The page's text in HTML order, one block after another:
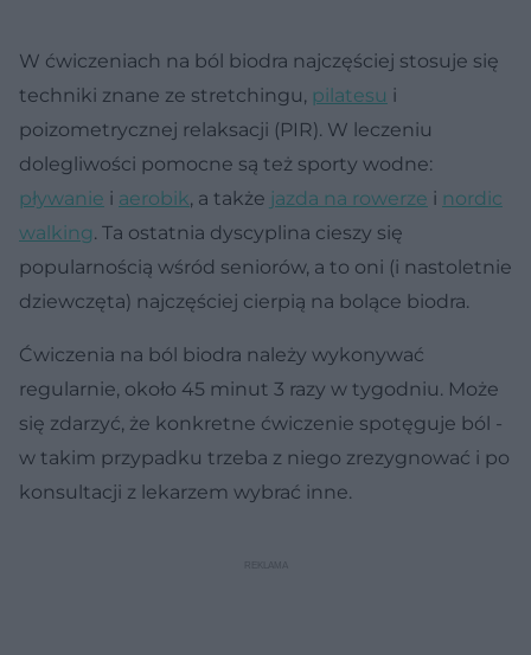
W ćwiczeniach na ból biodra najczęściej stosuje się
techniki znane ze stretchingu, pilatesu i
poizometrycznej relaksacji (PIR). W leczeniu
dolegliwości pomocne są też sporty wodne:
pływanie i aerobik, a także jazda na rowerze i nordic
walking. Ta ostatnia dyscyplina cieszy się
popularnością wśród seniorów, a to oni (i nastoletnie
dziewczęta) najczęściej cierpią na bolące biodra.
Ćwiczenia na ból biodra należy wykonywać
regularnie, około 45 minut 3 razy w tygodniu. Może
się zdarzyć, że konkretne ćwiczenie spotęguje ból -
w takim przypadku trzeba z niego zrezygnować i po
konsultacji z lekarzem wybrać inne.